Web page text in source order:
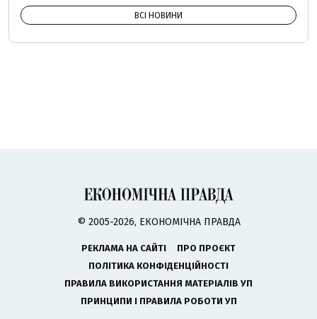
ВСІ НОВИНИ
© 2005-2026, ЕКОНОМІЧНА ПРАВДА
РЕКЛАМА НА САЙТІ
ПРО ПРОЄКТ
ПОЛІТИКА КОНФІДЕНЦІЙНОСТІ
ПРАВИЛА ВИКОРИСТАННЯ МАТЕРІАЛІВ УП
ПРИНЦИПИ І ПРАВИЛА РОБОТИ УП